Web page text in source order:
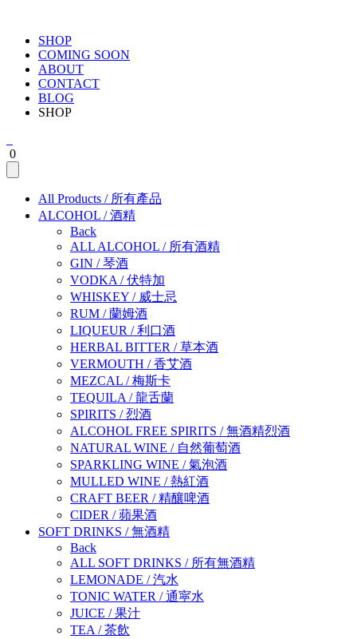
SHOP
COMING SOON
ABOUT
CONTACT
BLOG
SHOP
0
All Products / 所有產品
ALCOHOL /酒精
Back
ALL ALCOHOL / 所有酒精
GIN /琴酒
VODKA /伏特加
WHISKEY / 威士忌
RUM /蘭姆酒
LIQUEUR /利口酒
HERBAL BITTER /草本酒
VERMOUTH /香艾酒
MEZCAL /梅斯卡
TEQUILA /龍舌蘭
SPIRITS /烈酒
ALCOHOL FREE SPIRITS /無酒精烈酒
NATURAL WINE / 自然葡萄酒
SPARKLING WINE /氣泡酒
MULLED WINE /熱紅酒
CRAFT BEER /精釀啤酒
CIDER /蘋果酒
SOFT DRINKS /無酒精
Back
ALL SOFT DRINKS / 所有無酒精
LEMONADE /汽水
TONIC WATER /通寜水
JUICE /果汁
TEA /茶飲